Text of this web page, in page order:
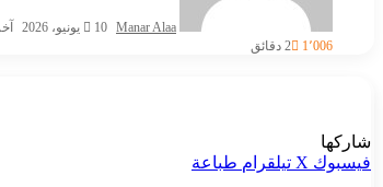
Manar Alaa 10 يونيو، 2026
آخر
1٬006
2 دقائق
شاركها
فيسبوك ‫X تيلقرام طباعة